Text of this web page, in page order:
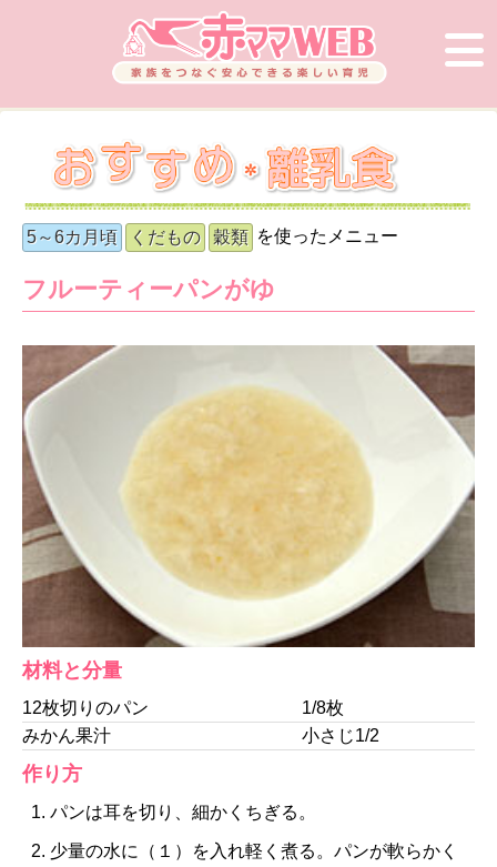
5～6カ月頃 くだもの 穀類 を使ったメニュー
フルーティーパンがゆ
材料と分量
12枚切りのパン
1/8枚
みかん果汁
小さじ1/2
作り方
パンは耳を切り、細かくちぎる。
少量の水に（１）を入れ軽く煮る。パンが軟らかく